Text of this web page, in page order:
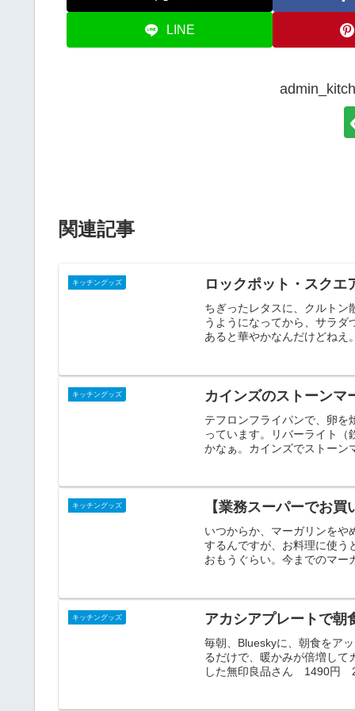
LINE
関連記事
キッチングッズ ロックポット・スクエ
ちぎったレタスに、クルトン
うようになってから、サラダ
あると華やかなんだけどねえ
キッチングッズ カインズのストーンマ
テフロンフライパンで、卵を
っています。リバーライト（
かなぁ。カインズでストーン
キッチングッズ 【業務スーパーでお
いつからか、マーガリンをや
するんですが、お料理に使う
おもうぐらい。今までのマー
キッチングッズ アカシアプレートで朝
毎朝、Blueskyに、朝食をア
るだけで、暖かみが倍増して
した無印良品さん 1490円